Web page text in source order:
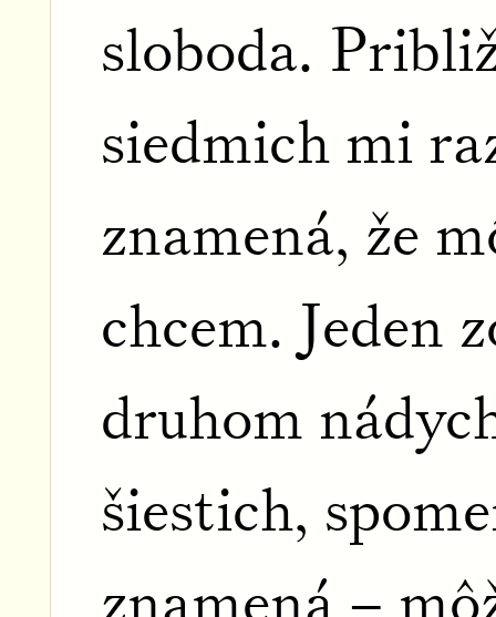
sloboda.
siedmich mi
znamená, že
chcem. Jeden
druhom
šiestich,